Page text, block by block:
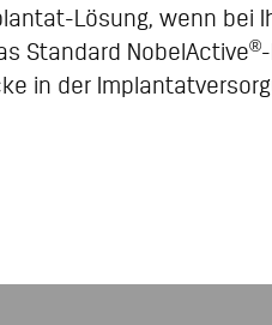
Lösung, wenn
Standard NobelActive®
in der